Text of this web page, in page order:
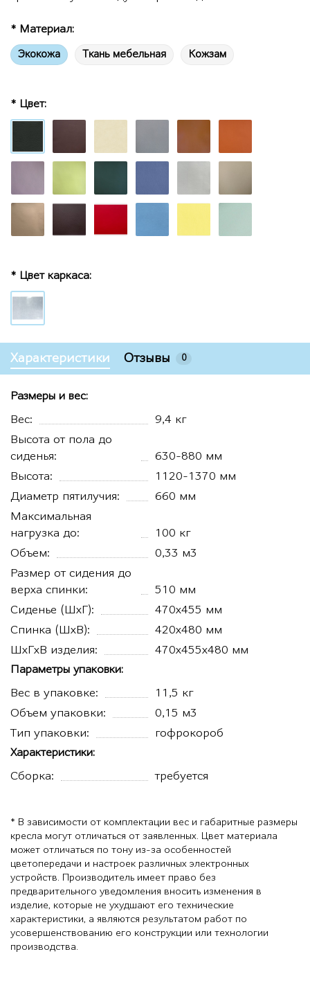
* Материал:
Экокожа Ткань мебельная Кожзам
* Цвет:
* Цвет каркаса:
Характеристики Отзывы 0
Размеры и вес:
Вес:
9,4 кг
Высота от пола до
сиденья:
630-880 мм
Высота:
1120-1370 мм
Диаметр пятилучия:
660 мм
Максимальная
нагрузка до:
100 кг
Объем:
0,33 м3
Размер от сидения до
верха спинки:
510 мм
Сиденье (ШхГ):
470х455 мм
Спинка (ШхВ):
420х480 мм
ШхГхВ изделия:
470х455х480 мм
Параметры упаковки:
Вес в упаковке:
11,5 кг
Объем упаковки:
0,15 м3
Тип упаковки:
гофрокороб
Характеристики:
Сборка: требуется
* В зависимости от комплектации вес и габаритные размеры
кресла могут отличаться от заявленных. Цвет материала
может отличаться по тону из-за особенностей
цветопередачи и настроек различных электронных
устройств. Производитель имеет право без
предварительного уведомления вносить изменения в
изделие, которые не ухудшают его технические
характеристики, а являются результатом работ по
усовершенствованию его конструкции или технологии
производства.